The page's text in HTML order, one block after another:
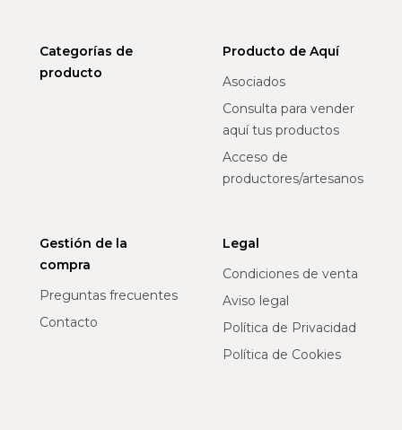
Categorías de
producto
Producto de Aquí
Asociados
Consulta para vender
aquí tus productos
Acceso de
productores/artesanos
Gestión de la
compra
Preguntas frecuentes
Contacto
Legal
Condiciones de venta
Aviso legal
Política de Privacidad
Política de Cookies